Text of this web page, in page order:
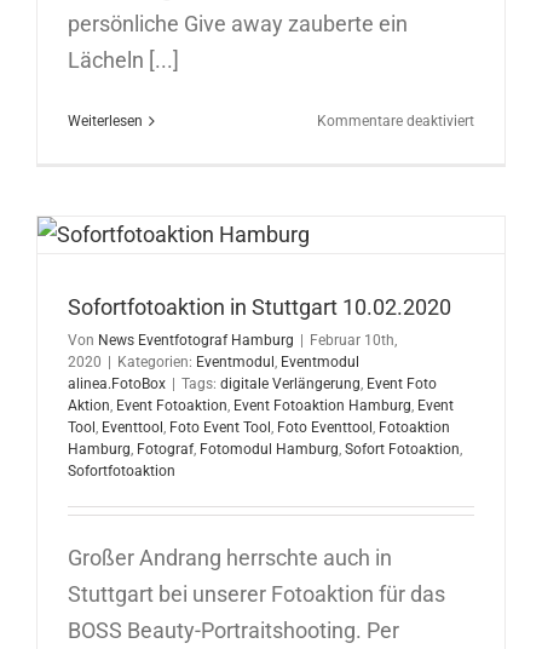
persönliche Give away zauberte ein
Lächeln [...]
Weiterlesen Kommentare deaktiviertfür
Sofortfotoaktion in Stuttgart 10.02.2020
Von News Eventfotograf Hamburg
Februar 10th,
2020
Kategorien: Eventmodul , Eventmodul
alinea.FotoBox
Tags: digitale Verlängerung, Event Foto
Aktion, Event Fotoaktion, Event Fotoaktion Hamburg, Event
Tool , Eventtool , Foto Event Tool , Foto Eventtool , Fotoaktion
Hamburg, Fotograf, Fotomodul Hamburg, Sofort Fotoaktion,
Sofortfotoaktion
Großer Andrang herrschte auch in
Stuttgart bei unserer Fotoaktion für das
BOSS Beauty-Portraitshooting. Per